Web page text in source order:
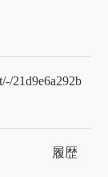
21d9e6a292b
履歴